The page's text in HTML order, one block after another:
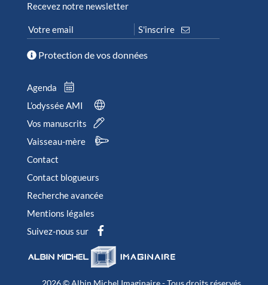
Recevez notre newsletter
Protection de vos données
Agenda
L’odyssée AMI
Vos manuscrits
Vaisseau-mère
Contact
Contact blogueurs
Recherche avancée
Mentions légales
Suivez-nous sur